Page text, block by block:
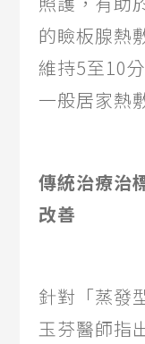
的瞼板腺熱
維持5至10
一般居家熱
傳統治療治
改善
針對「蒸發
玉芬醫師指